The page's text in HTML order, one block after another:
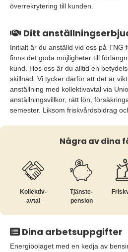
överrekrytering till kunden.
Ditt
Initialt är du anställd vid oss på TNG
finns det goda möjligheter till
kund. Hos oss är du alltid en
skillnad. Vi tycker därför att det är
anställning med kollektivavtal via
anställningsvillkor, rätt lön,
semester. Liksom friskvårdsbidrag
Några av dina
Kollektiv­
avtal
Tjänste­
pension
Dina arbetsuppgifter
Energibolaget med en kedja av